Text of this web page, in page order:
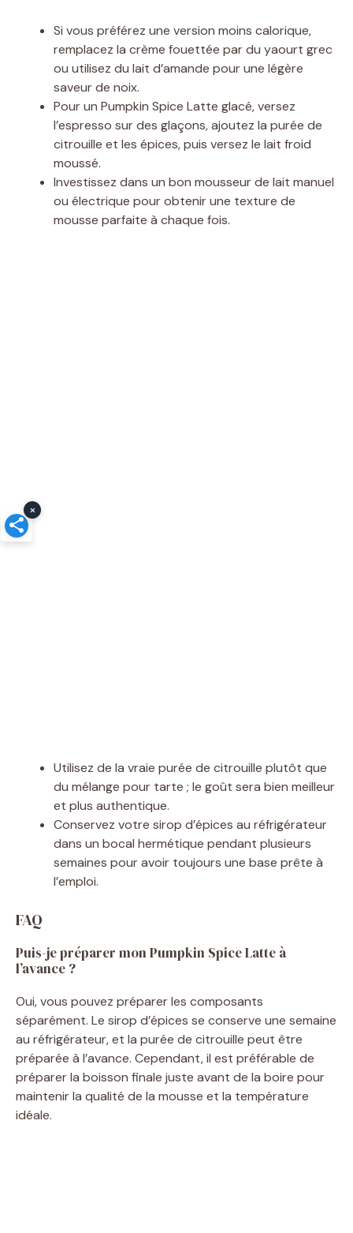
Si vous préférez une version moins calorique,
remplacez la crème fouettée par du yaourt grec
ou utilisez du lait d’amande pour une légère
saveur de noix.
Pour un Pumpkin Spice Latte glacé, versez
l’espresso sur des glaçons, ajoutez la purée de
citrouille et les épices, puis versez le lait froid
moussé.
Investissez dans un bon mousseur de lait manuel
ou électrique pour obtenir une texture de
mousse parfaite à chaque fois.
Utilisez de la vraie purée de citrouille plutôt que
du mélange pour tarte ; le goût sera bien meilleur
et plus authentique.
Conservez votre sirop d’épices au réfrigérateur
dans un bocal hermétique pendant plusieurs
semaines pour avoir toujours une base prête à
l’emploi.
FAQ
Puis-je préparer mon Pumpkin Spice Latte à
l’avance ?
Oui, vous pouvez préparer les composants
séparément. Le sirop d’épices se conserve une semaine
au réfrigérateur, et la purée de citrouille peut être
préparée à l’avance. Cependant, il est préférable de
préparer la boisson finale juste avant de la boire pour
maintenir la qualité de la mousse et la température
idéale.
×